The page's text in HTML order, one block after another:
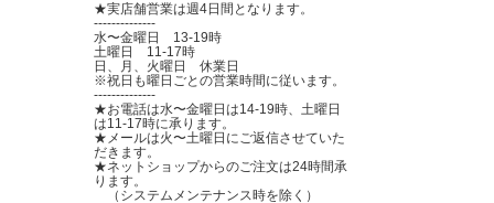
★実店舗営業は週4日間となります。
--------------
水〜金曜日 13-19時
土曜日 11-17時
日、月、火曜日 休業日
※祝日も曜日ごとの営業時間に従います。
--------------
★お電話は水〜金曜日は14-19時、土曜日
は11-17時に承ります。
★メールは火〜土曜日にご返信させていた
だきます。
★ネットショップからのご注文は24時間承
ります。
（システムメンテナンス時を除く）